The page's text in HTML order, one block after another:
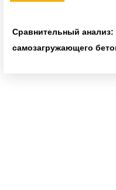
Сравнительный
самозагружающего